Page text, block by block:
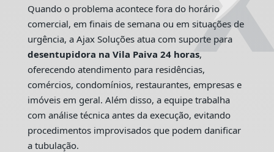
Quando o problema acontece fora do horário
comercial, em finais de semana ou em situações de
urgência, a Ajax Soluções atua com suporte para
desentupidora na Vila Paiva 24 horas,
oferecendo atendimento para residências,
comércios, condomínios, restaurantes, empresas e
imóveis em geral. Além disso, a equipe trabalha
com análise técnica antes da execução, evitando
procedimentos improvisados que podem danificar
a tubulação.